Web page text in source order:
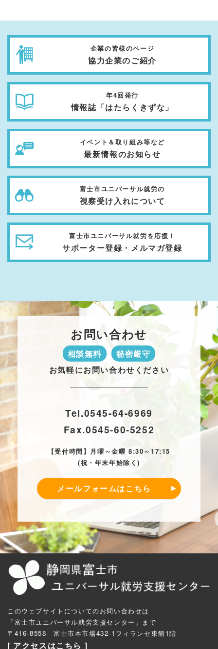
企業の皆様のページ
協力企業のご紹介
年4回発行
情報誌「はたらくきずな」
イベント＆取り組み等など
最新情報のお知らせ
富士市ユニバーサル就労の
視察受け入れについて
富士市ユニバーサル就労を応援！
サポーター登録・メルマガ登録
お問い合わせ
相談無料
秘密厳守
お気軽にお問い合わせください
Tel.0545-64-6969
Fax.0545-60-5252
【受付時間】月曜～金曜 8:30～17:15
(祝・年末年始除く)
メールフォームはこちら
このウェブサイトについてのお問い合わせは
「富士市ユニバーサル就労支援センター」まで
〒416-8558 富士市本市場432-1フィランセ東館1階
[ アクセスはこちら ]